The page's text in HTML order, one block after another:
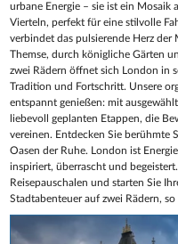
urbane Energie – sie ist ein Mosaik
Vierteln, perfekt für eine stilvolle
verbindet das pulsierende Herz
Themse, durch königliche Gärten
zwei Rädern öffnet sich London in
Tradition und Fortschritt. Unsere
entspannt genießen: mit
liebevoll geplanten Etappen, die
vereinen. Entdecken Sie berühmte
Oasen der Ruhe. London ist
inspiriert, überrascht und
Reisepauschalen und starten Sie
Stadtabenteuer auf zwei Rädern,